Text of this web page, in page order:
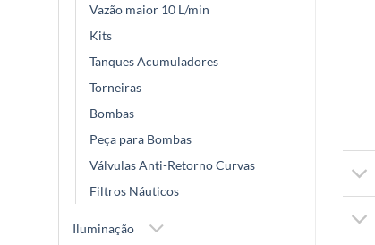
Vazão maior 10 L/min
Kits
Tanques Acumuladores
Torneiras
Bombas
Peça para Bombas
Válvulas Anti-Retorno Curvas
Filtros Náuticos
Iluminação